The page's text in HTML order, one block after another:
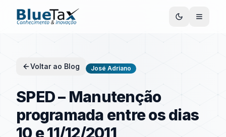
Voltar ao Blog José Adriano
SPED – Manutenção
programada entre os dias
10 e 11/12/2011